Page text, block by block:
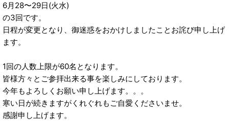
6月28〜29日(火水)
の3回です。
日程が変更となり、御迷惑をおかけしましたことお詫び申し上げ
ます。
1回の人数上限が60名となります。
皆様方々とご参拝出来る事を楽しみにしております。
今年もよろしくお願い申し上げます。。。
寒い日が続きますがくれぐれもご自愛くださいませ。
感謝申し上げます。